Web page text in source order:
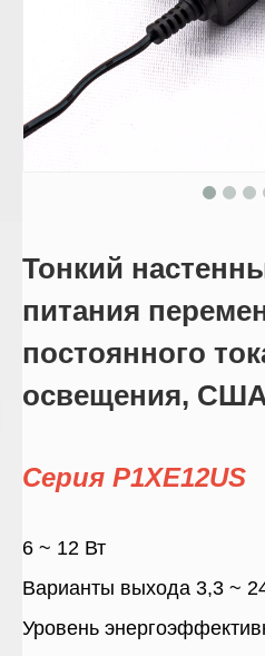
Тонкий
питания
постоянного
освещения,
Серия P1XE12US
6 ~ 12 Вт
Варианты выхода 3,3 ~
Уровень